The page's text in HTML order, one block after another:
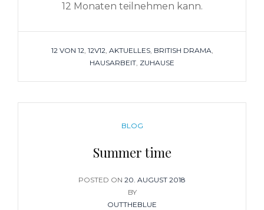
12 Monaten teilnehmen kann.
TAGS
12 VON 12, 12V12, AKTUELLES, BRITISH DRAMA,
HAUSARBEIT, ZUHAUSE
CATEGORIES
BLOG
Summer time
POSTED ON POSTED
ON
20. AUGUST 2018
BY
OUTTHEBLUE